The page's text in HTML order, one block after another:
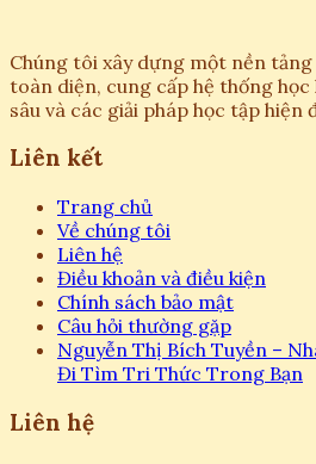
Chúng tôi xây dựng một nền
toàn diện, cung cấp hệ thống
sâu và các giải pháp học tập hiện
Liên kết
Trang chủ
Về chúng tôi
Liên hệ
Điều khoản và điều kiện
Chính sách bảo mật
Câu hỏi thường gặp
Nguyễn Thị Bích Tuyền –
Đi Tìm Tri Thức Trong Bạn
Liên hệ